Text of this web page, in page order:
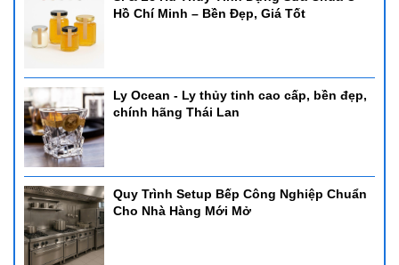
Hồ Chí Minh – Bền Đẹp, Giá Tốt
Ly Ocean - Ly thủy tinh cao cấp, bền đẹp,
chính hãng Thái Lan
Quy Trình Setup Bếp Công Nghiệp Chuẩn
Cho Nhà Hàng Mới Mở